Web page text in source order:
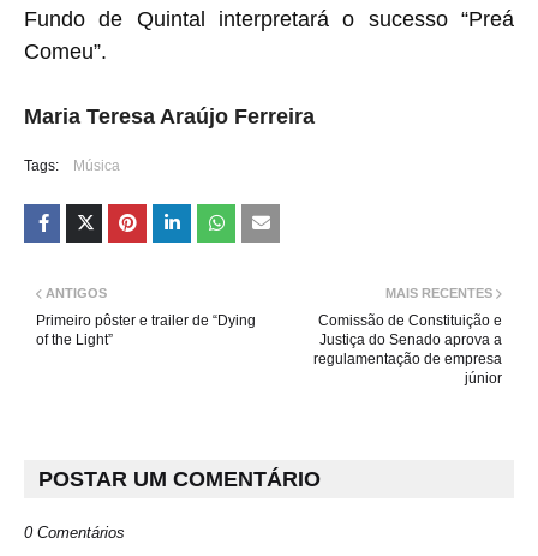
Fundo de Quintal interpretará o sucesso “Preá
Comeu”.
Maria Teresa Araújo Ferreira
Tags: Música
MAIS RECENTES
Comissão de Constituição e
Justiça do Senado aprova a
regulamentação de empresa
júnior
ANTIGOS
Primeiro pôster e trailer de “Dying
of the Light”
POSTAR UM COMENTÁRIO
0 Comentários